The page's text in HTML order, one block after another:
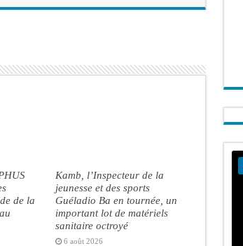
de la
Kamb, l’Inspecteur de la
jeunesse et des sports
Guéladio Ba en tournée, un
important lot de matériels
sanitaire octroyé
6 août 2026